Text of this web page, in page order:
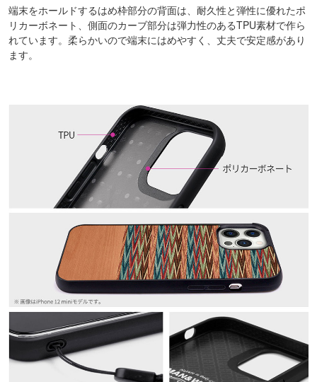
端末をホールドするはめ枠部分の背面は、耐久性と弾性に優れたポ
リカーボネート、側面のカーブ部分は弾力性のあるTPU素材で作ら
れています。柔らかいので端末にはめやすく、丈夫で安定感があり
ます。